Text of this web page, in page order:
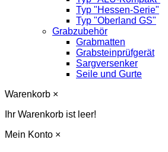
Typ "Hessen-Serie"
Typ "Oberland GS"
Grabzubehör
Grabmatten
Grabsteinprüfgerät
Sargversenker
Seile und Gurte
Warenkorb ×
Ihr Warenkorb ist leer!
Mein Konto ×